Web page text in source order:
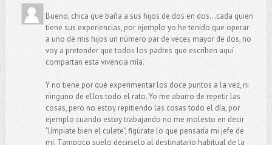
Bueno, chica que baña a sus hijos de dos en dos...cada quien
tiene sus experiencias, por ejemplo yo he tenido que operar
a uno de mis hijos un número par de veces mayor de dos, no
voy a pretender que todos los padres que escriben aquí
compartan esta vivencia mía.
Y no tiene por qué experimentar los doce puntos a la vez, ni
ninguno de ellos todo el rato. Yo me aburro de repetir las
cosas, pero no estoy repitiendo las cosas todo el día, por
ejemplo cuando estoy trabajando no me molesto en decir
"límpiate bien el culete", figúrate lo que pensaría mi jefe de
mi. Tampoco suelo decirselo al destinatario habitual de la